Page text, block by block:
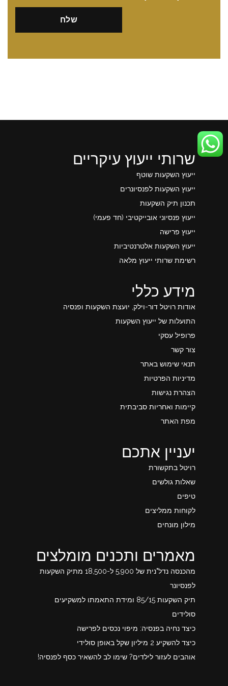
שרותי ייעוץ עיקריים
ייעוץ השקעות שוטף
ייעוץ השקעות לפנסיונרים
תכנון תיק השקעות
ייעוץ פנסיוני אובייקטיבי (חד פעמי)
ייעוץ פרישה
ייעוץ השקעות אלטרנטיביות
רשימת שרותי ייעוץ מלאה
מידע כללי
אודות רויטל דור-וילק, יועצת השקעות ופנסיה
התועלות של ייעוץ השקעות
פרופיל עסקי
צור קשר
תנאי שימוש באתר
מדיניות הפרטיות
הצהרת נגישות
קיימות ואחריות סביבתית
מפת האתר
יעניין אתכם
רויטל בתקשורת
שאלות גולשים
טיפים
לקוחות ממליצים
מילון מונחים
מאמרים ותכנים מומלצים
מהכנסה נדל"נית של 5,900 ל-18,500 מתיק השקעות
לפנסיונר
תיק השקעות 85/15 ומידת התאמתו למשקיעים
סולידים
כיצד נחיה בפנסיה: מיפוי נכסים לפרישה
כיצד להשקיע 2 מיליון שקל באופן סולידי
אוהבים לעזור לילדים? שימו לב להשאיר כסף לפנסיה!